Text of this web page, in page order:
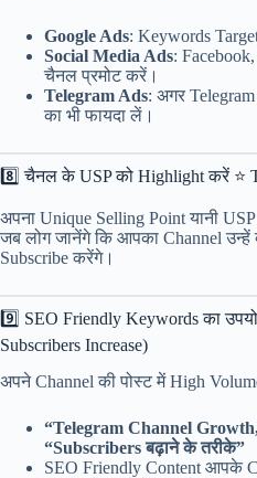
Google Ads: Keywords
Social Media Ads:
चैनल प्रमोट करें।
Telegram Ads: अगर
का भी फायदा लें।
8️⃣ चैनल के USP को Highlight करें ⭐️
अपना Unique Selling Point यानी
जब लोग जानेंगे कि आपका Channel उन्हें
Subscribe करेंगे।
9️⃣ SEO Friendly Keywords का
Subscribers Increase)
अपने Channel की पोस्ट में High
“Telegram Channel
“Subscribers बढ़ाने के तरीके”
SEO Friendly Content आपके